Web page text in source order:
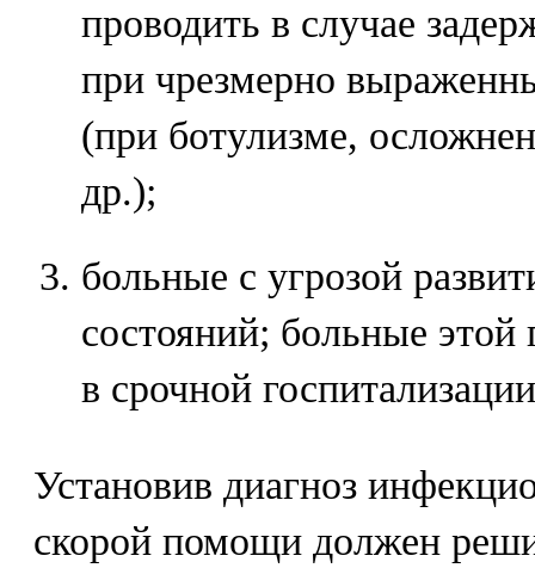
проводить в случае
при чрезмерно
(при ботулизме,
др.);
больные с угрозой
состояний; больные
в срочной
Установив диагноз
скорой помощи должен